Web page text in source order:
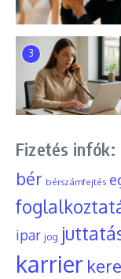
3
Fizetés infók:
bér bérszámfejtés
ipar jog
karrier